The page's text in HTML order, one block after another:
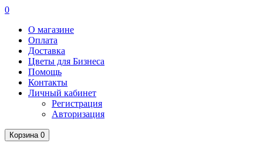
0
О магазине
Оплата
Доставка
Цветы для Бизнеса
Помощь
Контакты
Личный кабинет
Регистрация
Авторизация
Корзина 0